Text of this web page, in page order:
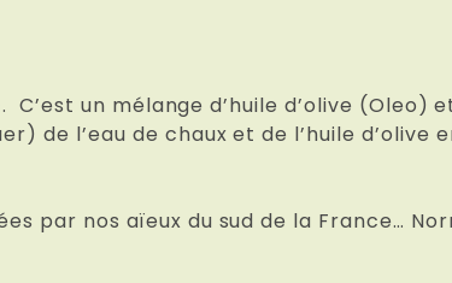
un mélange d’huile d’olive (Oleo)
de l’eau de chaux et de l’huile d’olive
par nos aïeux du sud de la France…